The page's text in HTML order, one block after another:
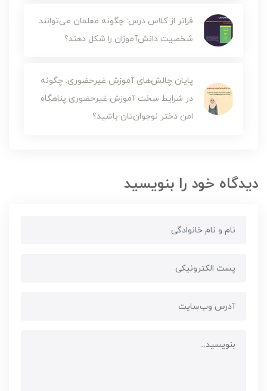
فراتر از کلاس درس: چگونه معلمان می‌توانند
شخصیت دانش‌آموزان را شکل دهند؟
پایان چالش‌های آموزش‌ غیرحضوری: چگونه
در شرایط سخت آموزش غیرحضوری پناهگاه
امن دختر نوجوان‌تان باشید؟
دیدگاه خود را بنویسید